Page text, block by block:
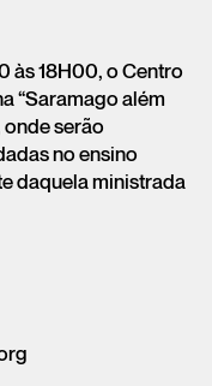
às 18H00, o Centro
“Saramago além
onde serão
no ensino
daquela ministrada